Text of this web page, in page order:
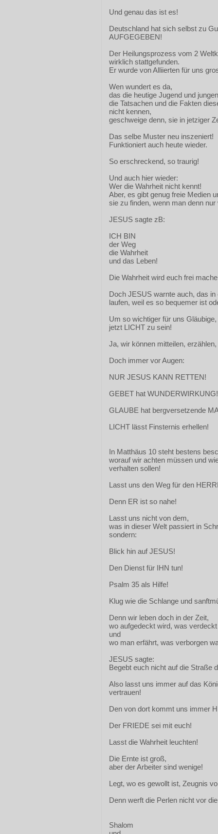
Und genau das ist es!
Deutschland hat sich selbst zu
AUFGEGEBEN!
Der Heilungsprozess vom 2
wirklich stattgefunden.
Er wurde von Alliierten für uns
Wen wundert es da,
das die heutige Jugend und
die Tatsachen und die Fakten
nicht kennen,
geschweige denn, sie in jetziger
Das selbe Muster neu inszeniert!
Funktioniert auch heute wieder.
So erschreckend, so traurig!
Und auch hier wieder:
Wer die Wahrheit nicht kennt!
Aber, es gibt genug freie Medien
sie zu finden, wenn man denn nur
JESUS sagte zB:
ICH BIN
der Weg
die Wahrheit
und das Leben!
Die Wahrheit wird euch frei
Doch JESUS warnte auch, das
laufen, weil es so bequemer ist
Um so wichtiger für uns Gläubige,
jetzt LICHT zu sein!
Ja, wir können mitteilen,
Doch immer vor Augen:
NUR JESUS KANN RETTEN!
GEBET hat WUNDERWIRKUNG!
GLAUBE hat bergversetzende
LICHT lässt Finsternis erhellen!
In Matthäus 10 steht bestens
worauf wir achten müssen und
verhalten sollen!
Lasst uns den Weg für den
Denn ER ist so nahe!
Lasst uns nicht von dem,
was in dieser Welt passiert in
sondern:
Blick hin auf JESUS!
Den Dienst für IHN tun!
Psalm 35 als Hilfe!
Klug wie die Schlange und
Denn wir leben doch in der Zeit,
wo aufgedeckt wird, was
und
wo man erfährt, was verborgen
JESUS sagte:
Begebt euch nicht auf die Straße
Also lasst uns immer auf das
vertrauen!
Den von dort kommt uns immer
Der FRIEDE sei mit euch!
Lasst die Wahrheit leuchten!
Die Ernte ist groß,
aber der Arbeiter sind wenige!
Legt, wo es gewollt ist, Zeugnis
Denn werft die Perlen nicht vor
Shalom